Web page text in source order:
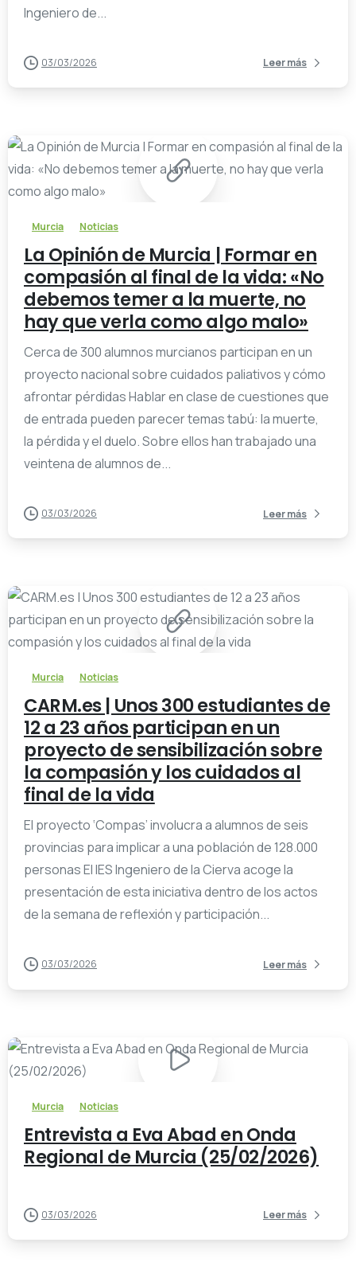
Ingeniero de...
03/03/2026 Leer más
-
Murcia Noticias
La Opinión de Murcia | Formar en
compasión al final de la vida: «No
debemos temer a la muerte, no
hay que verla como algo malo»
Cerca de 300 alumnos murcianos participan en un
proyecto nacional sobre cuidados paliativos y cómo
afrontar pérdidas Hablar en clase de cuestiones que
de entrada pueden parecer temas tabú: la muerte,
la pérdida y el duelo. Sobre ellos han trabajado una
veintena de alumnos de...
03/03/2026 Leer más
Murcia Noticias
CARM.es | Unos 300 estudiantes de
12 a 23 años participan en un
proyecto de sensibilización sobre
la compasión y los cuidados al
final de la vida
El proyecto ‘Compas’ involucra a alumnos de seis
provincias para implicar a una población de 128.000
personas El IES Ingeniero de la Cierva acoge la
presentación de esta iniciativa dentro de los actos
de la semana de reflexión y participación...
03/03/2026 Leer más
Murcia Noticias
Entrevista a Eva Abad en Onda
Regional de Murcia (25/02/2026)
03/03/2026 Leer más